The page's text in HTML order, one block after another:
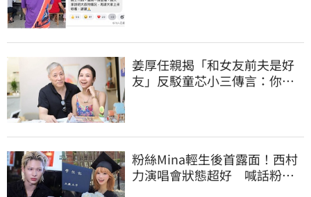
姜厚任親揭「和女友前夫是好
友」反駁童芯小三傳言：你在
粉絲Mina輕生後首露面！西村
力演唱會狀態超好 喊話粉